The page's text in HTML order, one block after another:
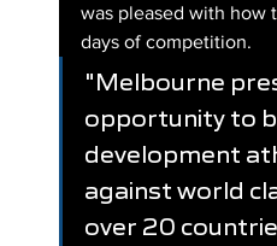
was pleased with how
days of competition.
"Melbourne
opportunity to
development
against world
over 20